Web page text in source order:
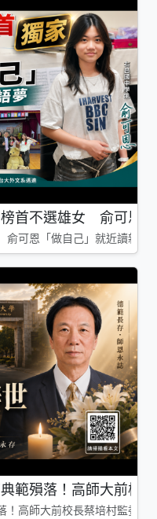
首不選雄女 俞可恩
可恩「做自己」就近讀新莊
範殞落！高師大前校
！高師大前校長蔡培村監委